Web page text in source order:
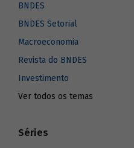
BNDES
BNDES Setorial
Macroeconomia
Revista do BNDES
Investimento
Ver todos os temas
Séries